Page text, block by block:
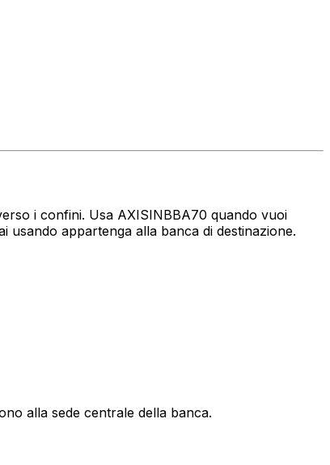
i confini. Usa AXISINBBA70 quando vuoi
usando appartenga alla banca di destinazione.
alla sede centrale della banca.